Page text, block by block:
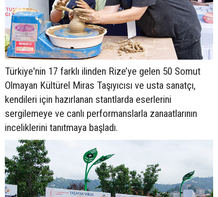
Türkiye'nin 17 farklı ilinden Rize’ye gelen 50 Somut
Olmayan Kültürel Miras Taşıyıcısı ve usta sanatçı,
kendileri için hazırlanan stantlarda eserlerini
sergilemeye ve canlı performanslarla zanaatlarının
inceliklerini tanıtmaya başladı.